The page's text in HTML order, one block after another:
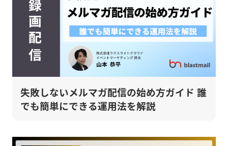
失敗しないメルマガ配信の始め方ガイド 誰
でも簡単にできる運用法を解説